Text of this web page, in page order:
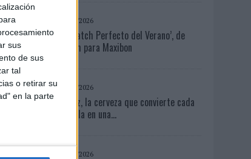
sus
de sus
tal
o retirar su
en la parte
04/08/2026
‘El Match Perfecto del Verano’, de
Crush para Maxibon
04/08/2026
Capaz, la cerveza que convierte cada
botella en una...
06/08/2026